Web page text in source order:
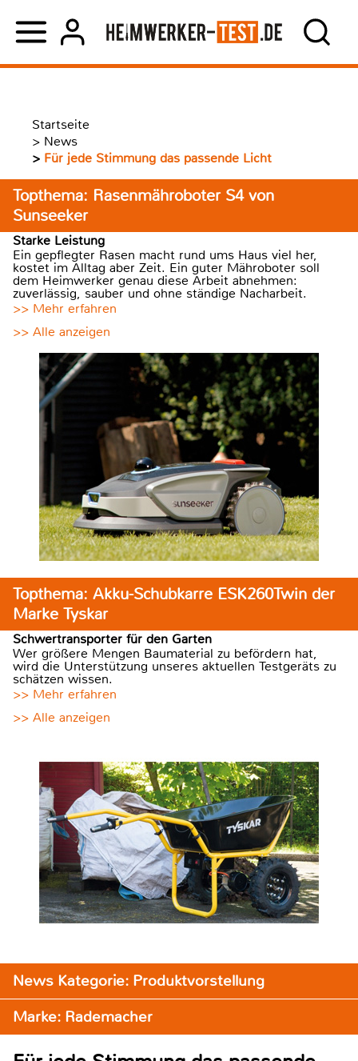
Startseite
> News
> Für jede Stimmung das passende Licht
Topthema: Rasenmähroboter S4 von
Sunseeker
Starke Leistung
Ein gepflegter Rasen macht rund ums Haus viel her,
kostet im Alltag aber Zeit. Ein guter Mähroboter soll
dem Heimwerker genau diese Arbeit abnehmen:
zuverlässig, sauber und ohne ständige Nacharbeit.
>> Mehr erfahren
>> Alle anzeigen
Topthema: Akku-Schubkarre ESK260Twin der
Marke Tyskar
Schwertransporter für den Garten
Wer größere Mengen Baumaterial zu befördern hat,
wird die Unterstützung unseres aktuellen Testgeräts zu
schätzen wissen.
>> Mehr erfahren
>> Alle anzeigen
News Kategorie: Produktvorstellung
Marke: Rademacher